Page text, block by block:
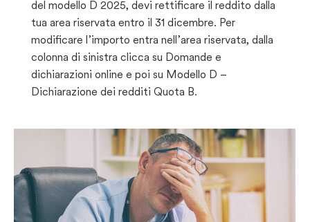
del modello D 2025, devi rettificare il reddito dalla
tua area riservata entro il 31 dicembre. Per
modificare l’importo entra nell’area riservata, dalla
colonna di sinistra clicca su Domande e
dichiarazioni online e poi su Modello D –
Dichiarazione dei redditi Quota B.